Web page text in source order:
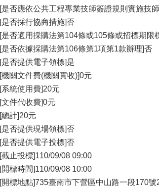
[是否應依公共工程專業技師簽證規則實施技
[是否採行協商措施]否
[是否適用採購法第104條或105條或招標期限
[是否依據採購法第106條第1項第1款辦理]否
[是否提供電子領標]是
[機關文件費(機關實收)]0元
[系統使用費]20元
[文件代收費]0元
[總計]20元
[是否提供現場領標]否
[是否提供電子投標]否
[截止投標]110/09/08 09:00
[開標時間]110/09/08 10:00
[開標地點]735臺南市下營區中山路一段170號